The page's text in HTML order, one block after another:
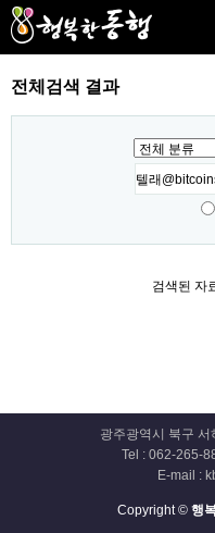
전체검색 결과
검색된 자
광주광역시 북구 서
Tel : 062-265-
E-mail :
Copyright © 행